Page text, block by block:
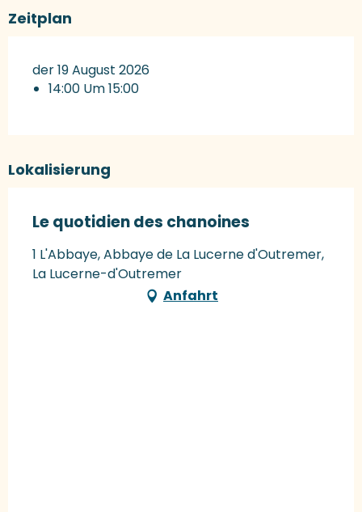
Zeitplan
der 19 August 2026
14:00 Um 15:00
Lokalisierung
Le quotidien des chanoines
1 L'Abbaye, Abbaye de La Lucerne d'Outremer,
La Lucerne-d'Outremer
Anfahrt